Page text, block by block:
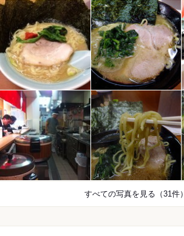
すべての写真を見る（31件）